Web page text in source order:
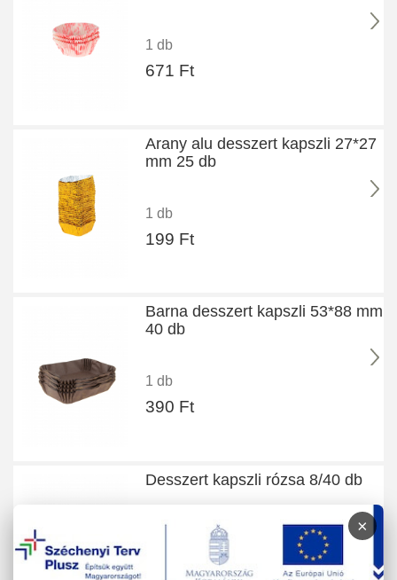
1 db
671 Ft
Arany alu desszert kapszli 27*27
mm 25 db
1 db
199 Ft
Barna desszert kapszli 53*88 mm
40 db
1 db
390 Ft
Desszert kapszli rózsa 8/40 db
700 Ft
×